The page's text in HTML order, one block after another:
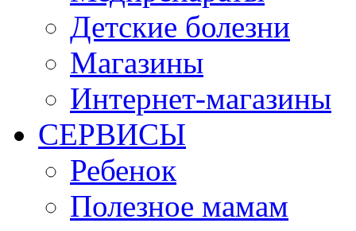
Детские болезни
Магазины
Интернет-магазины
СЕРВИСЫ
Ребенок
Полезное мамам